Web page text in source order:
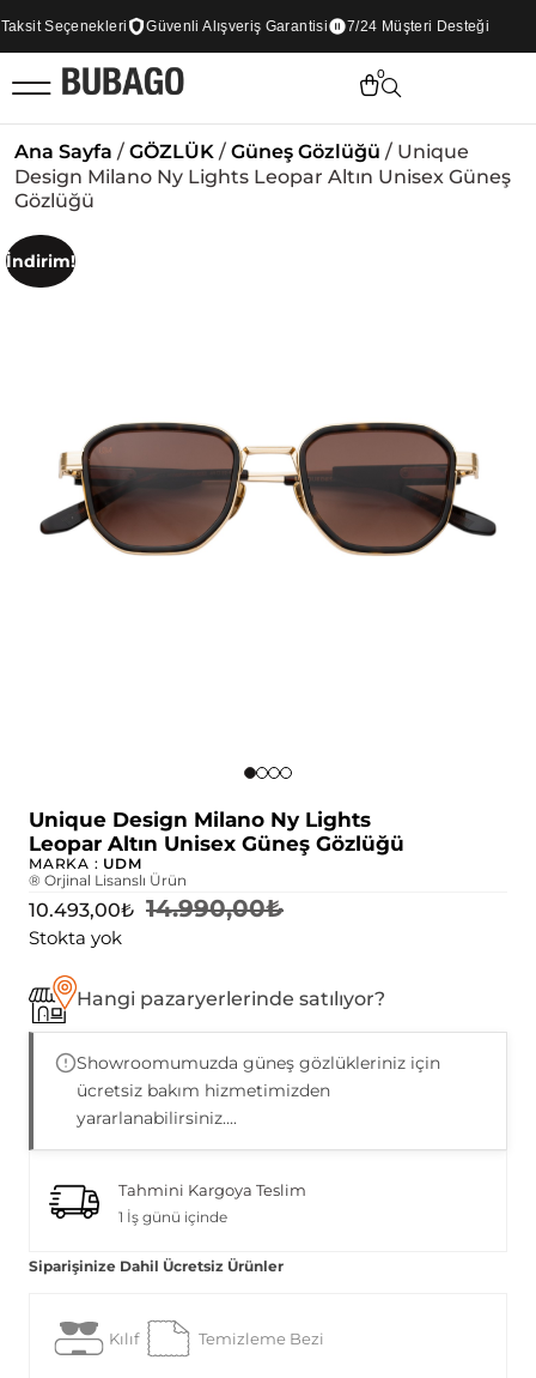
Seçenekleri Güvenli Alışveriş Garantisi 7/24 Müşteri Desteği
0
Ana Sayfa / GÖZLÜK / Güneş Gözlüğü / Unique
Design Milano Ny Lights Leopar Altın Unisex Güneş
Gözlüğü
İndirim!
Unique Design Milano Ny Lights
Leopar Altın Unisex Güneş Gözlüğü
MARKA : UDM
® Orjinal Lisanslı Ürün
14.990,00₺
10.493,00₺
Stokta yok
Hangi pazaryerlerinde satılıyor?
Showroomumuzda güneş gözlükleriniz için
ücretsiz bakım hizmetimizden
yararlanabilirsiniz....
Tahmini Kargoya Teslim
1 İş günü içinde
Siparişinize Dahil Ücretsiz Ürünler
Kılıf Temizleme Bezi